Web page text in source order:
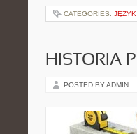
CATEGORIES:
HISTORIA
POSTED BY ADMIN